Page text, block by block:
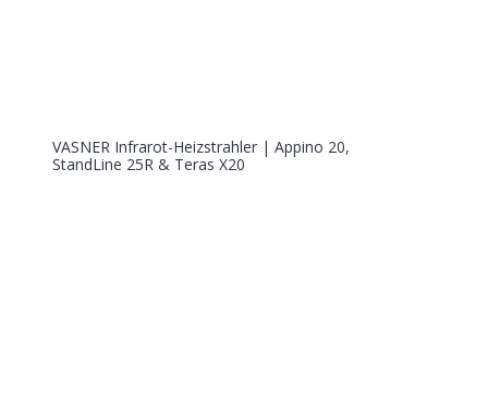
VASNER Infrarot-Heizstrahler | Appino 20,
StandLine 25R & Teras X20